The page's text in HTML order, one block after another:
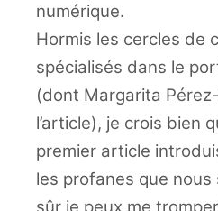
numérique.
Hormis les cercles de
spécialisés dans le
(dont Margarita
l’article), je crois bien
premier article
les profanes que nous